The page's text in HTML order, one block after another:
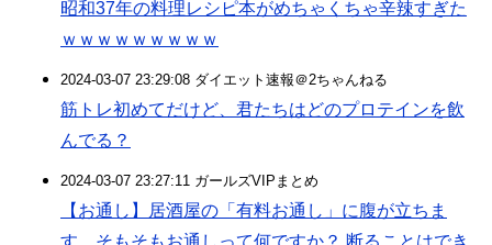
昭和37年の料理レシピ本がめちゃくちゃ辛辣すぎた
ｗｗｗｗｗｗｗｗｗ
2024-03-07 23:29:08 ダイエット速報＠2ちゃんねる
筋トレ初めてだけど、君たちはどのプロテインを飲
んでる？
2024-03-07 23:27:11 ガールズVIPまとめ
【お通し】居酒屋の「有料お通し」に腹が立ちま
す。そもそもお通しって何ですか？ 断ることはでき